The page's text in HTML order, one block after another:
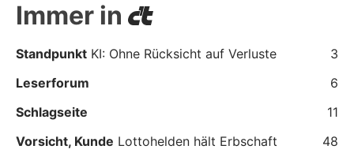
Immer in
Standpunkt KI: Ohne Rücksicht auf Verluste
3
Leserforum
6
Schlagseite
11
Vorsicht, Kunde Lottohelden hält Erbschaft
48